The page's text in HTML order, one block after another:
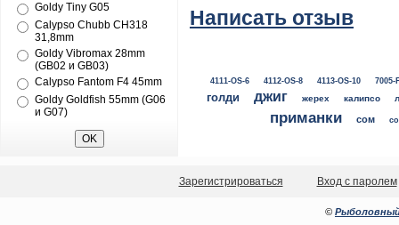
Goldy Tiny G05
Calypso Chubb CH318
31,8mm
Goldy Vibromax 28mm
(GB02 и GB03)
Calypso Fantom F4 45mm
Goldy Goldfish 55mm (G06
и G07)
Написать отзыв
4111-OS-6 4112-OS-8 4113-OS-10 7005-
голди джиг жерех калипсо
приманки сом
Зарегистрироваться Вход с паролем
© Рыболовный